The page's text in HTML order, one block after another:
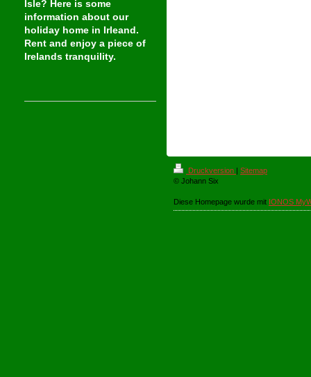
Isle? Here is some
information about our
holiday home in Irleand.
Rent and enjoy a piece of
Irelands tranquility.
Druckversion | Sitemap
© Johann Six
Diese Homepage wurde mit IONOS